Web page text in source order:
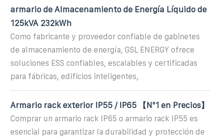
armario de Almacenamiento de Energía Líquido de
125kVA 232kWh
Como fabricante y proveedor confiable de gabinetes
de almacenamiento de energía, GSL ENERGY ofrece
soluciones ESS confiables, escalables y certificadas
para fábricas, edificios inteligentes,
Armario rack exterior IP55 / IP65 【Nº1 en Precios】
Comprar un armario rack IP65 o armario rack IP55 es
esencial para garantizar la durabilidad y protección de